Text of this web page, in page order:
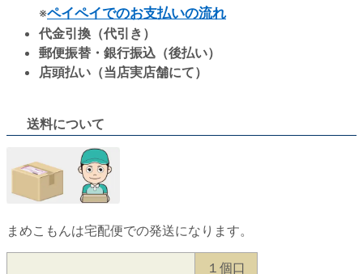
※ペイペイでのお支払いの流れ
代金引換（代引き）
郵便振替・銀行振込（後払い）
店頭払い（当店実店舗にて）
送料について
まめこもんは宅配便での発送になります。
１個口